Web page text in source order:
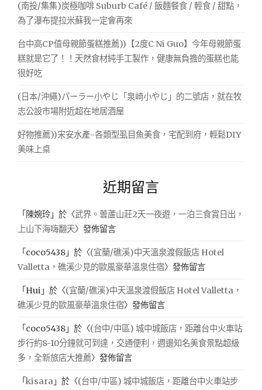
(南投/集集)炭極咖啡 Suburb Café / 飯麵餐食 / 輕食 / 甜點，
為了瀑布提拉米蘇我一定會再來
台中高CP值母親節蛋糕推薦))【2度C Ni Guo】今年母親節蛋
糕就是它了！！天然食材純手工製作，健康無負擔的蛋糕也能
很好吃
(日本/沖繩)パーラー小やじ「泉崎小やじ」的二號店，就在牧
志公設市場附近超在地居酒屋
好物推薦))宋安水產-各類型虱目魚美食，宅配到府，輕鬆DIY
美味上桌
近期留言
「 陳婉玲 」於〈武界。蕓蘆山莊2天一夜遊，一泊三食賞日出，
上山下海嗨翻天〉發佈留言
「 coco5438 」於〈(宜蘭/礁溪)中天溫泉渡假飯店 Hotel
Valletta，礁溪少見的歐風豪華溫泉住宿〉發佈留言
「Hui 」於〈(宜蘭/礁溪)中天溫泉渡假飯店 Hotel Valletta，
礁溪少見的歐風豪華溫泉住宿〉發佈留言
「 coco5438 」於〈(台中/中區) 城中城飯店，距離台中火車站
步行約8-10分鐘就可到達，交通便利，週邊知名美食景點超級
多，全新旅店大推薦〉發佈留言
「kisara 」於〈(台中/中區) 城中城飯店，距離台中火車站步